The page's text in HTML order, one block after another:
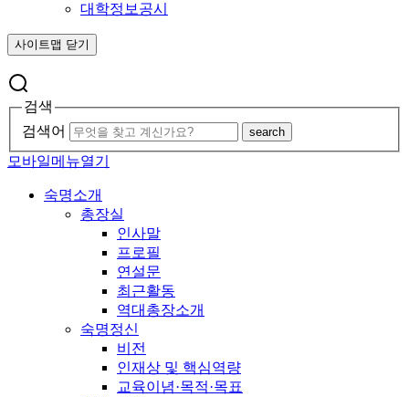
대학정보공시
사이트맵 닫기
검색
검색어
search
모바일메뉴열기
숙명소개
총장실
인사말
프로필
연설문
최근활동
역대총장소개
숙명정신
비전
인재상 및 핵심역량
교육이념·목적·목표